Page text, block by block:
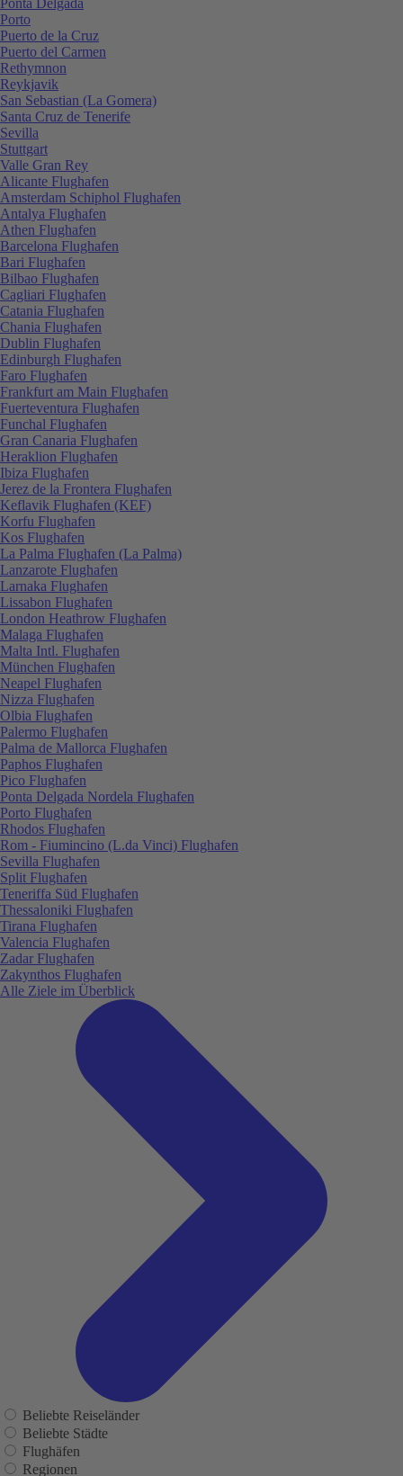
Porto
Puerto de la Cruz
Puerto del Carmen
Rethymnon
Reykjavik
San Sebastian (La Gomera)
Santa Cruz de Tenerife
Sevilla
Stuttgart
Valle Gran Rey
Alicante Flughafen
Amsterdam Schiphol Flughafen
Antalya Flughafen
Athen Flughafen
Barcelona Flughafen
Bari Flughafen
Bilbao Flughafen
Cagliari Flughafen
Catania Flughafen
Chania Flughafen
Dublin Flughafen
Edinburgh Flughafen
Faro Flughafen
Frankfurt am Main Flughafen
Fuerteventura Flughafen
Funchal Flughafen
Gran Canaria Flughafen
Heraklion Flughafen
Ibiza Flughafen
Jerez de la Frontera Flughafen
Keflavik Flughafen (KEF)
Korfu Flughafen
Kos Flughafen
La Palma Flughafen (La Palma)
Lanzarote Flughafen
Larnaka Flughafen
Lissabon Flughafen
London Heathrow Flughafen
Malaga Flughafen
Malta Intl. Flughafen
München Flughafen
Neapel Flughafen
Nizza Flughafen
Olbia Flughafen
Palermo Flughafen
Palma de Mallorca Flughafen
Paphos Flughafen
Pico Flughafen
Ponta Delgada Nordela Flughafen
Porto Flughafen
Rhodos Flughafen
Rom - Fiumincino (L.da Vinci) Flughafen
Sevilla Flughafen
Split Flughafen
Teneriffa Süd Flughafen
Thessaloniki Flughafen
Tirana Flughafen
Valencia Flughafen
Zadar Flughafen
Zakynthos Flughafen
Alle Ziele im Überblick
Beliebte Reiseländer
Beliebte Städte
Flughäfen
Regionen